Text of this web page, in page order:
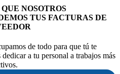
NOSOTROS
TUS FACTURAS DE
de todo para que tú te
dedicar a tu personal a trabajos más